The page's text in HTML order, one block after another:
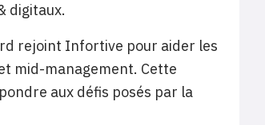
digitaux.
rejoint Infortive pour aider les
mid-management. Cette
aux défis posés par la